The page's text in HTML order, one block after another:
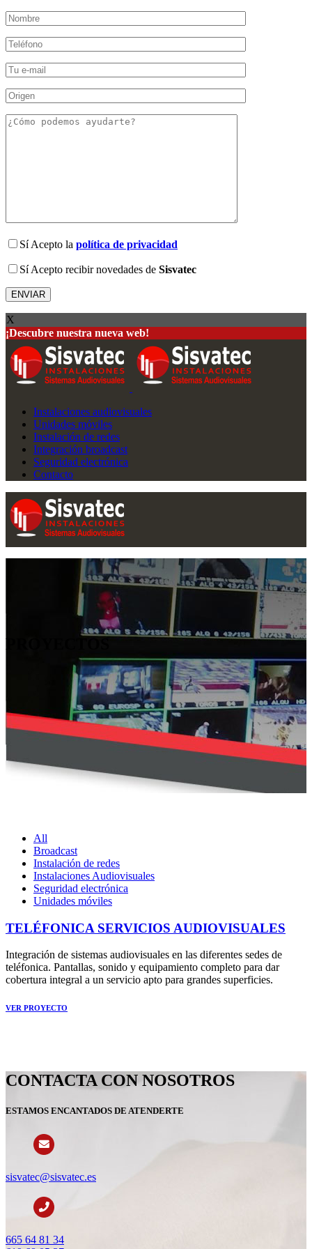
SíAcepto la política de privacidad
SíAcepto recibir novedades de Sisvatec
X
¡Descubre nuestra nueva web!
Instalaciones audiovisuales
Unidades móviles
Instalación de redes
Integración broadcast
Seguridad electrónica
Contacto
PROYECTOS
All
Broadcast
Instalación de redes
Instalaciones Audiovisuales
Seguridad electrónica
Unidades móviles
TELÉFONICA SERVICIOS AUDIOVISUALES
Integración de sistemas audiovisuales en las diferentes sedes de
teléfonica. Pantallas, sonido y equipamiento completo para dar
cobertura integral a un servicio apto para grandes superficies.
VER PROYECTO
CONTACTA CON NOSOTROS
ESTAMOS ENCANTADOS DE ATENDERTE
sisvatec@sisvatec.es
665 64 81 34